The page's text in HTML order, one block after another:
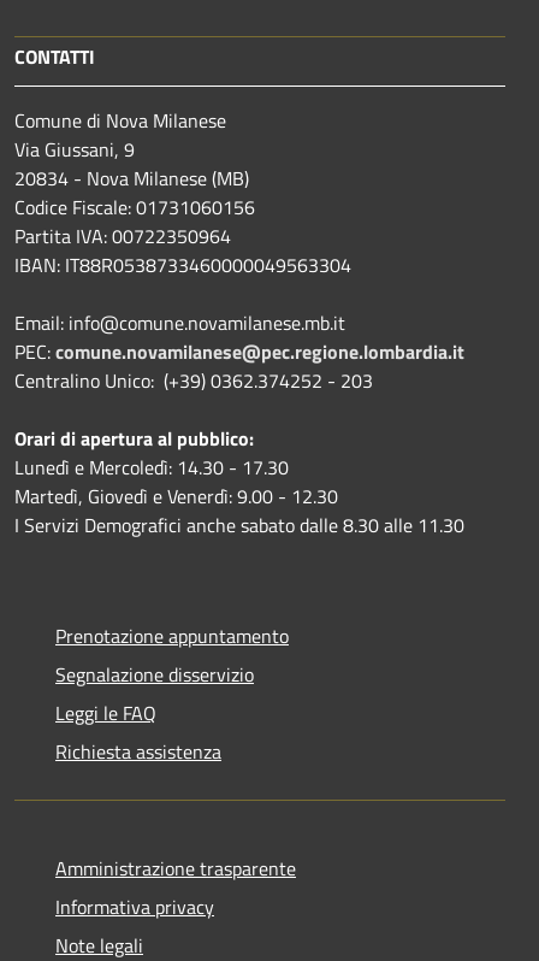
CONTATTI
Comune di Nova Milanese
Via Giussani, 9
20834 - Nova Milanese (MB)
Codice Fiscale: 01731060156
Partita IVA: 00722350964
IBAN: IT88R0538733460000049563304
Email: info@comune.novamilanese.mb.it
PEC:comune.novamilanese@pec.regione.lombardia.it
Centralino Unico: (+39) 0362.374252 - 203
Orari di apertura al pubblico:
Lunedì e Mercoledì: 14.30 - 17.30
Martedì, Giovedì e Venerdì: 9.00 - 12.30
I Servizi Demografici anche sabato dalle 8.30 alle 11.30
Prenotazione appuntamento
Segnalazione disservizio
Leggi le FAQ
Richiesta assistenza
Amministrazione trasparente
Informativa privacy
Note legali